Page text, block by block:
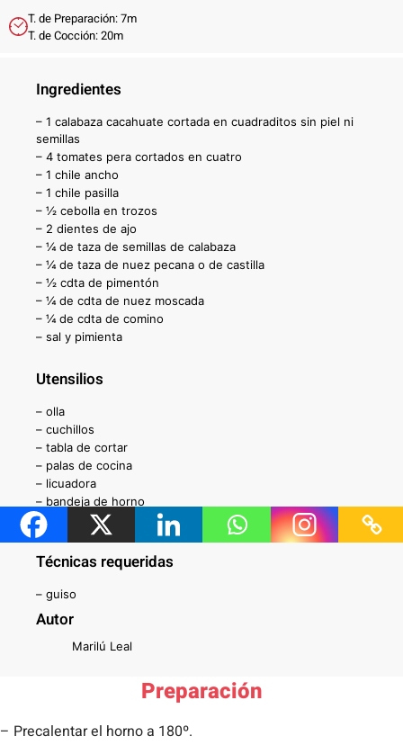
T. de Preparación: 7m
T. de Cocción: 20m
Ingredientes
– 1 calabaza cacahuate cortada en cuadraditos sin piel ni
semillas
– 4 tomates pera cortados en cuatro
– 1 chile ancho
– 1 chile pasilla
– ½ cebolla en trozos
– 2 dientes de ajo
– ¼ de taza de semillas de calabaza
– ¼ de taza de nuez pecana o de castilla
– ½ cdta de pimentón
– ¼ de cdta de nuez moscada
– ¼ de cdta de comino
– sal y pimienta
Utensilios
– olla
– cuchillos
– tabla de cortar
– palas de cocina
– licuadora
– bandeja de horno
– horno
Técnicas requeridas
– guiso
Autor
Marilú Leal
Preparación
– Precalentar el horno a 180º.